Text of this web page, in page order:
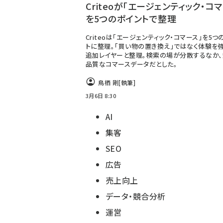
Criteoが「エージェンティック・コマ
を5つのポイントで整理
Criteoは「エージェンティック・コマース」を5つ
トに整理。「買い物の置き換え」ではなく体験を
追加レイヤーと整理。検索の場が分散するなか
品質なコマースデータだとした。
鳥栖 剛[執筆]
3月6日 8:30
AI
集客
SEO
広告
売上向上
データ・競合分析
運営